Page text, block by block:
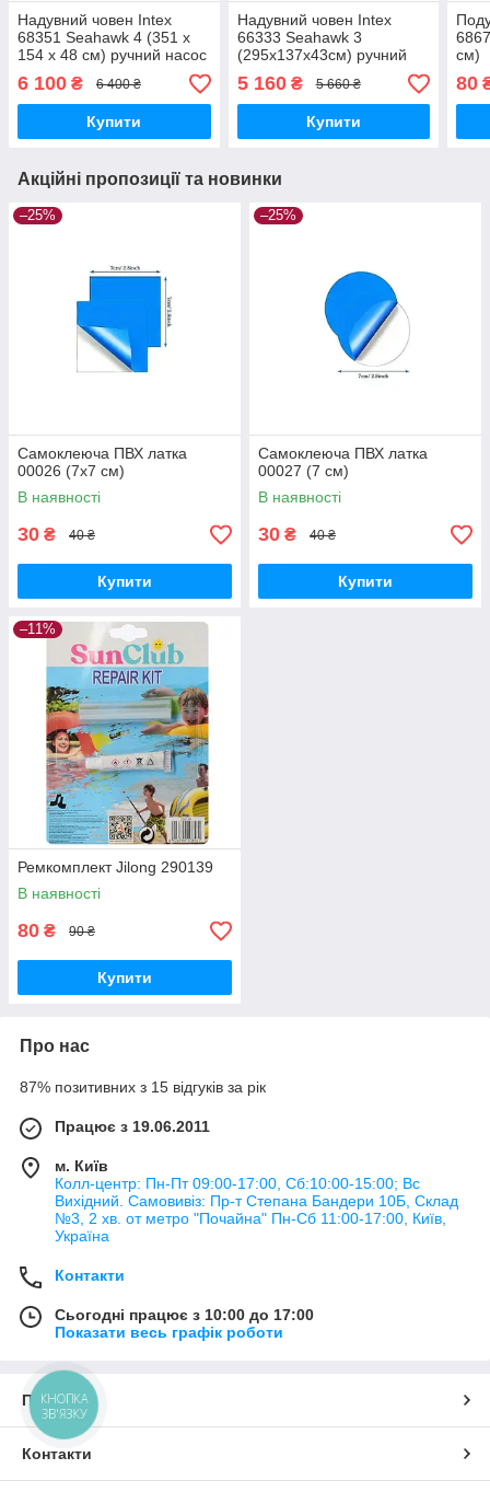
Надувний човен Intex
68351 Seahawk 4 (351 х
154 х 48 см) ручний насос
1.7 л, весла 2 шт
6 100 ₴ 6 400 ₴
Купити
Надувний човен Intex
66333 Seahawk 3
(295х137х43см) ручний
насос 1.7 л, весла 2 шт.
5 160₴ 5 660 ₴
Купити
см)
80
Акційні пропозиції та новинки
–25%
Самоклеюча ПВХ латка
00026 (7х7 см)
В наявності
30 ₴ 40 ₴
Купити
–25%
Самоклеюча ПВХ латка
00027 (7 см)
В наявності
30 ₴ 40 ₴
Купити
–11%
Ремкомплект Jilong 290139
В наявності
80 ₴ 90 ₴
Купити
Про нас
87% позитивних з 15 відгуків за рік
Працює з 19.06.2011
м. Київ
Колл-центр: Пн-Пт 09:00-17:00, Сб:10:00-15:00; Вс
Вихідний. Самовивіз: Пр-т Степана Бандери 10Б, Склад
№3, 2 хв. от метро "Почайна" Пн-Cб 11:00-17:00, Київ,
Україна
Контакти
Сьогодні працює з 10:00 до 17:00
Показати весь графік роботи
Про нас
Контакти
КНОПКА
ЗВ'ЯЗКУ